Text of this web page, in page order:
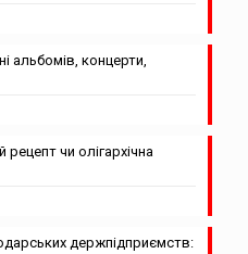
альбомів, концерти,
рецепт чи олігархічна
держпідприємств: